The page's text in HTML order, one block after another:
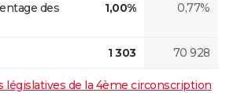
des
1,00% 0,77%
1 303 70 928
législatives de la 4ème circonscription